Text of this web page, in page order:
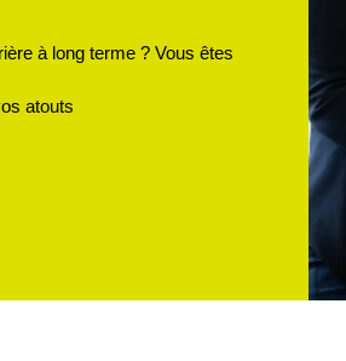
à long terme ? Vous êtes
atouts